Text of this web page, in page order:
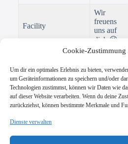
Cookie-Zustimmung
Um dir ein optimales Erlebnis zu bieten,
um Geräteinformationen zu speichern und/oder
Technologien zustimmst, können wir Daten wie
auf dieser Website verarbeiten. Wenn du deine
zurückziehst, können bestimmte Merkmale und
Dienste verwalten
Facility
Wir
freuens
uns auf
dich 😉
Ansprechpartner für die einzelnen
den jeweiligen
SV Viktoria Klein-Zimmern